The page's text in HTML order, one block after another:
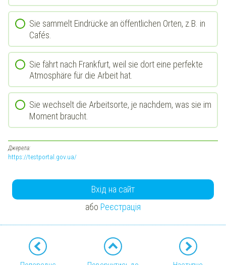
Sie sammelt Eindrücke an öffentlichen Orten, z.B. in
Cafés.
Sie fährt nach Frankfurt, weil sie dort eine perfekte
Atmosphäre für die Arbeit hat.
Sie wechselt die Arbeitsorte, je nachdem, was sie im
Moment braucht.
Джерела:
https://testportal.gov.ua/
Вхід на сайт
або Реєстрація